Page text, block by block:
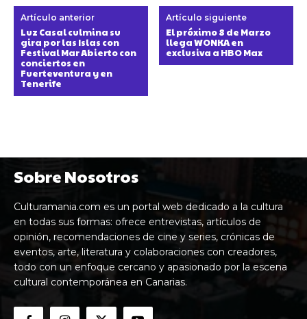
Artículo anterior
Luz Casal culmina su
gira por las Islas con
Festival Mar Abierto con
conciertos en
Fuerteventura y en
Tenerife
Artículo siguiente
El próximo 8 de Marzo
llega WONKA en
exclusiva a HBO Max
Sobre Nosotros
Culturamania.com es un portal web dedicado a la cultura
en todas sus formas: ofrece entrevistas, artículos de
opinión, recomendaciones de cine y series, crónicas de
eventos, arte, literatura y colaboraciones con creadores,
todo con un enfoque cercano y apasionado por la escena
cultural contemporánea en Canarias.